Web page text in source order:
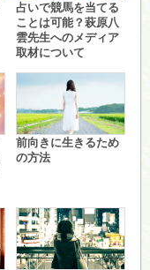
占いで競馬を当てる
ことは可能？萩原八
雲先生へのメディア
取材について
前向きに生きるため
の方法